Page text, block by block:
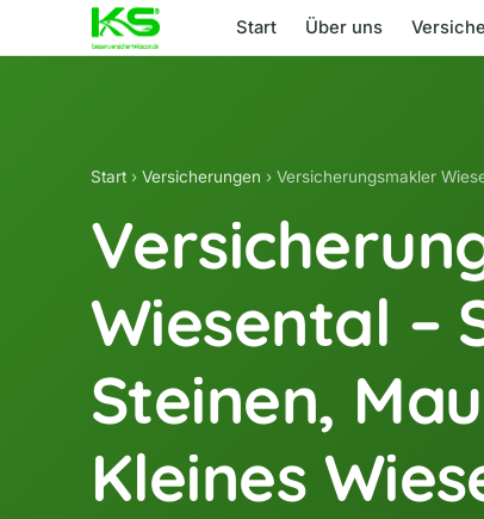
Start Über uns
Start › Versicherungen › Versicherungsmakler
Wiesental –
Steinen,
Kleines